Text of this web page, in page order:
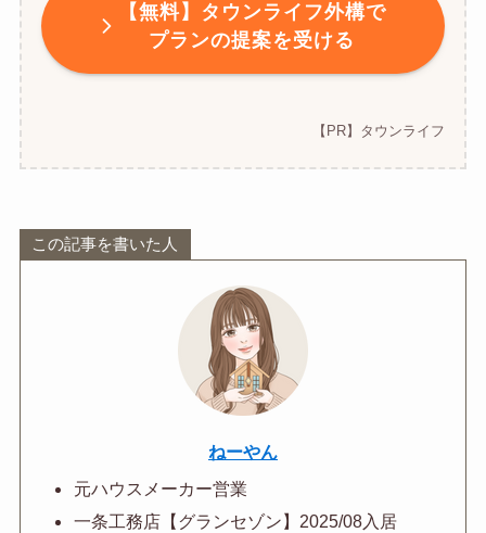
【無料】タウンライフ外構で
プランの提案を受ける
【PR】タウンライフ
この記事を書いた人
ねーやん
元ハウスメーカー営業
一条工務店【グランセゾン】2025/08入居